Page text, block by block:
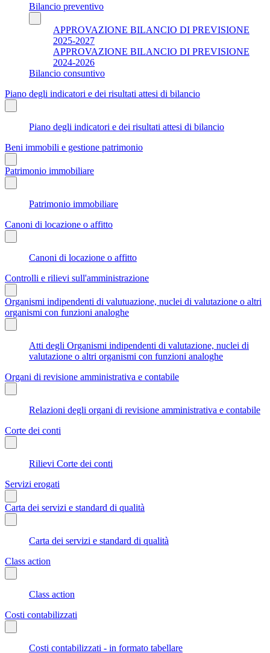
Bilancio preventivo
APPROVAZIONE BILANCIO DI PREVISIONE
2025-2027
APPROVAZIONE BILANCIO DI PREVISIONE
2024-2026
Bilancio consuntivo
Piano degli indicatori e dei risultati attesi di bilancio
Piano degli indicatori e dei risultati attesi di bilancio
Beni immobili e gestione patrimonio
Patrimonio immobiliare
Patrimonio immobiliare
Canoni di locazione o affitto
Canoni di locazione o affitto
Controlli e rilievi sull'amministrazione
Organismi indipendenti di valutuazione, nuclei di valutazione o altri
organismi con funzioni analoghe
Atti degli Organismi indipendenti di valutazione, nuclei di
valutazione o altri organismi con funzioni analoghe
Organi di revisione amministrativa e contabile
Relazioni degli organi di revisione amministrativa e contabile
Corte dei conti
Rilievi Corte dei conti
Servizi erogati
Carta dei servizi e standard di qualità
Carta dei servizi e standard di qualità
Class action
Class action
Costi contabilizzati
Costi contabilizzati - in formato tabellare